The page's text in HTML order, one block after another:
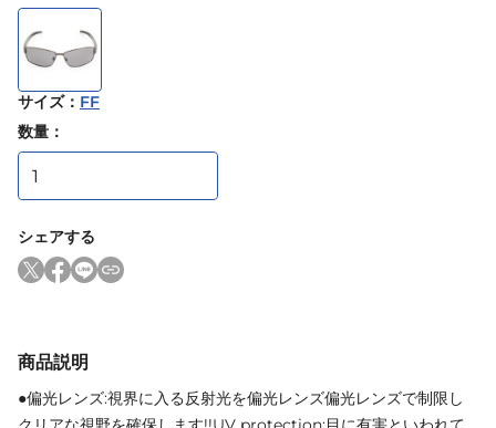
サイズ： FF
数量：
シェアする
商品説明
●偏光レンズ:視界に入る反射光を偏光レンズ偏光レンズで制限し